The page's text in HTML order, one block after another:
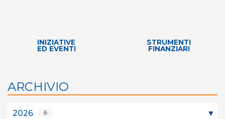
INIZIATIVE
ED EVENTI
STRUMENTI
FINANZIARI
ARCHIVIO
2026 6